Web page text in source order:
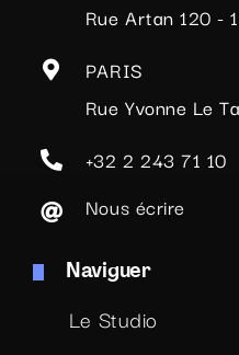
Rue Artan 120 -
PARIS
Rue Yvonne Le
+32 2 243 71 10
Nous écrire
Naviguer
Le Studio